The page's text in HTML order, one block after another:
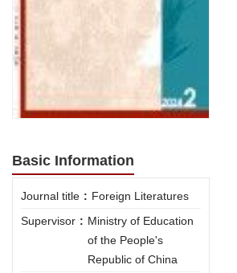
Basic Information
Journal title : Foreign Literatures
Supervisor : Ministry of Education
of the People's
Republic of China